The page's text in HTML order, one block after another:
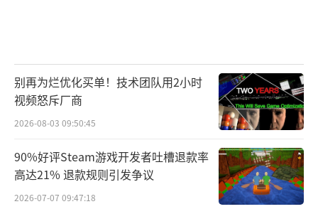
别再为烂优化买单！技术团队用2小时
视频怒斥厂商
2026-08-03 09:50:45
90%好评Steam游戏开发者吐槽退款率
高达21% 退款规则引发争议
2026-07-07 09:47:18